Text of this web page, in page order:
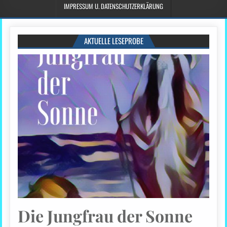
IMPRESSUM U. DATENSCHUTZERKLÄRUNG
AKTUELLE LESEPROBE
Die Jungfrau der Sonne